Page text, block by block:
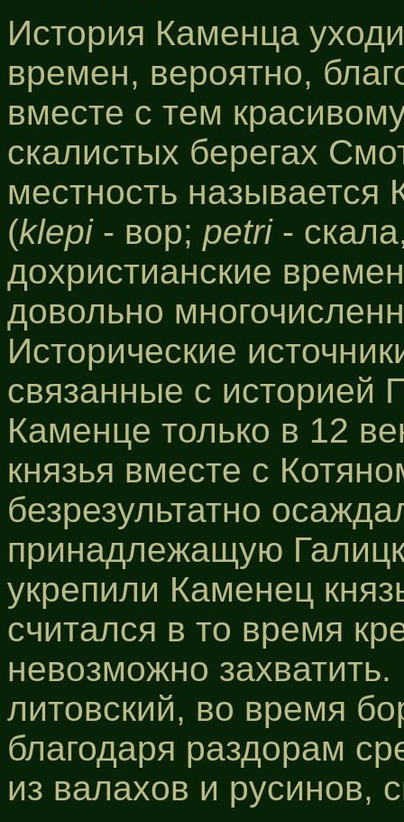
История Каменца
времен, вероятно,
вместе с тем
скалистых берегах
местность
(klepi- вор; petri-
дохристианские
довольно
Исторические
связанные с историей
Каменце только в 12
князья вместе с
безрезультатно
принадлежащую
укрепили Каменец
считался в то время
невозможно
литовский, во время
благодаря раздорам
из валахов и русинов,